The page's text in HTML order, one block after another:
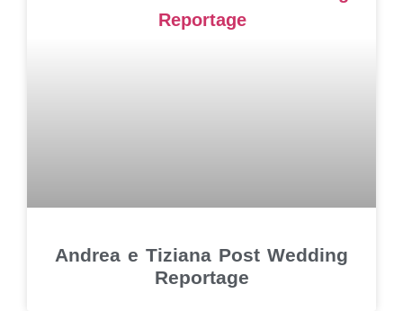
Andrea e Tiziana Post Wedding
Reportage